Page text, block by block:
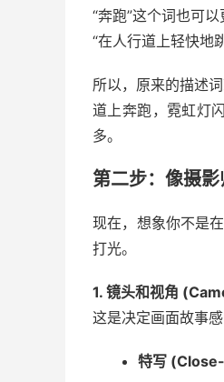
“奔跑”这个词也可以
“在人行道上轻快地
所以，原来的描述
道上奔跑，霓虹灯
多。
第二步：像摄
现在，想象你不是
打光。
1. 镜头和视角
这是决定画面故事感
特写